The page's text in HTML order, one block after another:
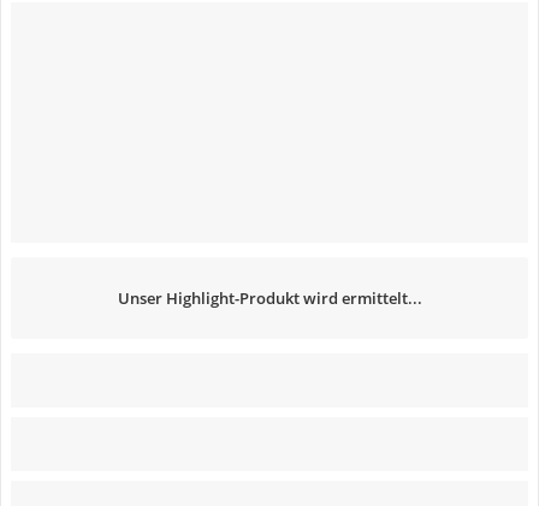
Unser Highlight-Produkt wird ermittelt...